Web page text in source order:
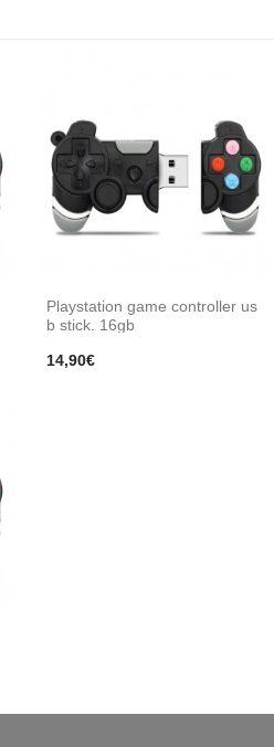
Playstation game controller us
b stick. 16gb
14,90€